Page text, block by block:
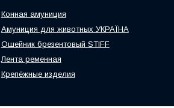
Конная амуниция
Амуниция для животных УКРАЇНА
Ошейник брезентовый STIFF
Лента ременная
Крепёжные изделия